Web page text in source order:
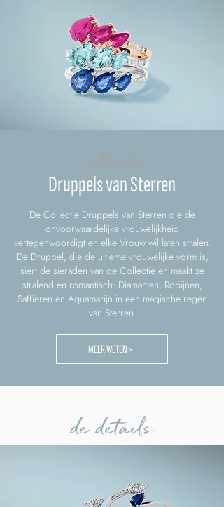
Druppels van Sterren
De Collectie Druppels van Sterren die de
onvoorwaardelijke vrouwelijkheid
vertegenwoordigt en elke Vrouw wil laten stralen.
De Druppel, die de ultieme vrouwelijke vorm is,
siert de sieraden van de Collectie en maakt ze
stralend en romantisch: Diamanten, Robijnen,
Saffieren en Aquamarijn in een magische regen
van Sterren.
MEER WETEN >
de details